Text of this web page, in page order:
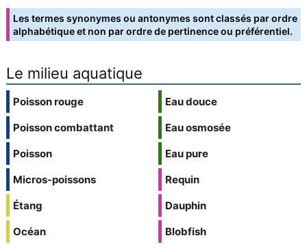
Les termes synonymes ou antonymes sont classés par ordre
alphabétique et non par ordre de pertinence ou préférentiel.
Le milieu aquatique
Poisson rouge
Poisson combattant
Poisson
Micros-poissons
Étang
Océan
Eau douce
Eau osmosée
Eau pure
Requin
Dauphin
Blobfish